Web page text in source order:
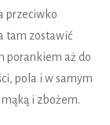
przeciwko
tam zostawić
porankiem aż do
pola i w samym
i zbożem.